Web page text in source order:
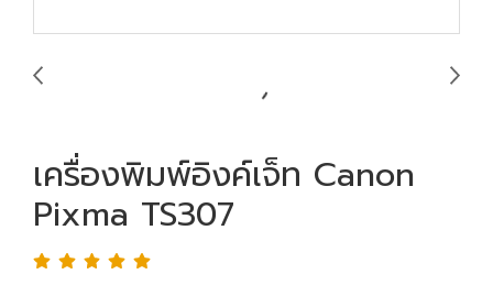
เครื่องพิมพ์อิงค์เจ็ท Canon
Pixma TS307